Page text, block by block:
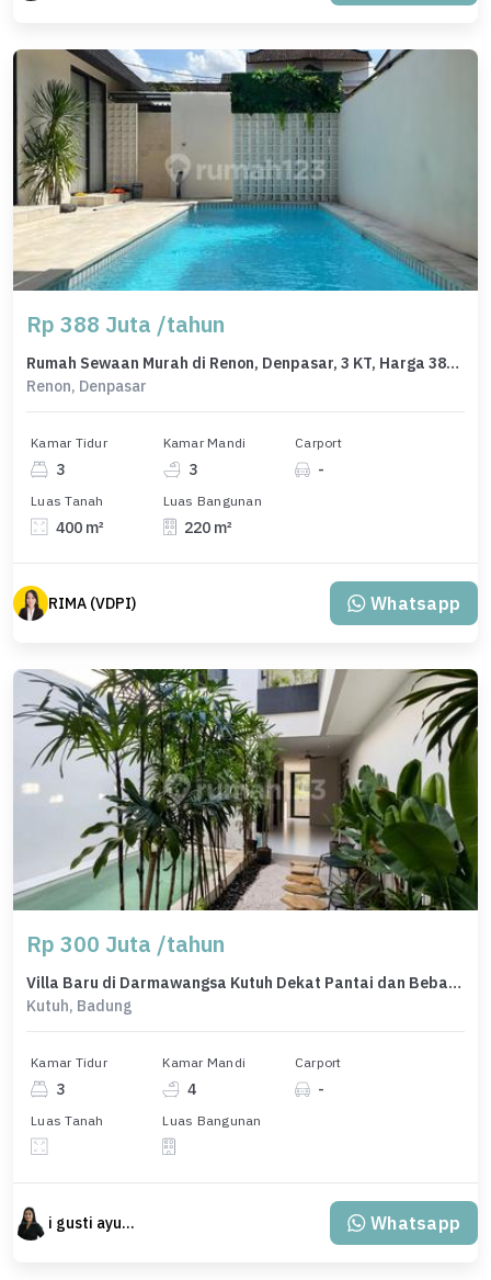
Rp 388 Juta /tahun
Rumah Sewaan Murah di Renon, Denpasar, 3 KT, Harga 388 Juta /tahun
Renon, Denpasar
Kamar Tidur
3
Kamar Mandi
3
Carport
-
Luas Tanah
400 m²
Luas Bangunan
220 m²
RIMA (VDPI) Whatsapp
Rp 300 Juta /tahun
Villa Baru di Darmawangsa Kutuh Dekat Pantai dan Bebas Banjir
Kutuh, Badung
Kamar Tidur
3
Kamar Mandi
4
Carport
-
Luas Tanah Luas Bangunan
i gusti ayu agung trisnadewi Whatsapp